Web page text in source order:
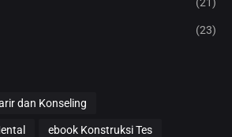
(21)
(23)
dan Konseling
ebook Konstruksi Tes